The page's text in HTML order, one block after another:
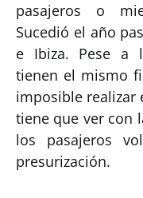
pasajeros o
Sucedió el año
e Ibiza. Pese a
tienen el mismo
imposible realizar
tiene que ver con
los pasajeros
presurización.